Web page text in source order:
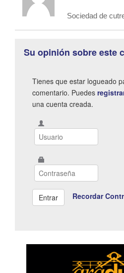
Sociedad de
Su opinión sobre este
Tienes que estar logueado
comentario. Puedes
una cuenta creada.
Recordar